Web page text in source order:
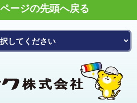
ージの先頭へ戻る